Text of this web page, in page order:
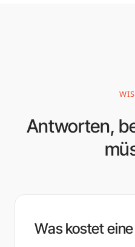
Antworten,
Was kostet